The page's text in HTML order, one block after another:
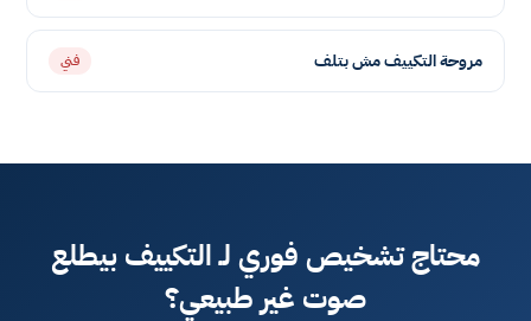
مروحة التكييف مش بتلف فني
محتاج تشخيص فوري لـ التكييف بيطلع
صوت غير طبيعي؟